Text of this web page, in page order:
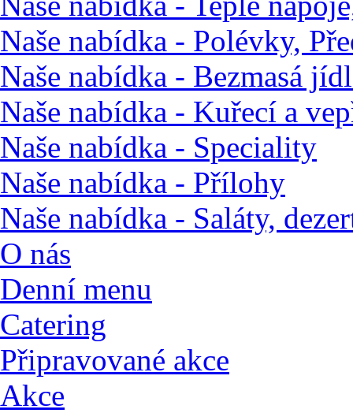
Naše nabídka - Polévky,
Naše nabídka - Bezmasá
Naše nabídka - Kuřecí a
Naše nabídka - Speciality
Naše nabídka - Přílohy
Naše nabídka - Saláty,
O nás
Denní menu
Catering
Připravované akce
Akce